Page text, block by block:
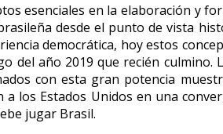
esenciales en la elaboración y
desde el punto de vista
democrática, hoy estos
año 2019 que recién
con esta gran potencia
los Estados Unidos en una
jugar Brasil.